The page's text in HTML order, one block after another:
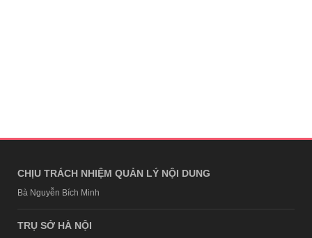
CHỊU TRÁCH NHIỆM QUẢN LÝ NỘI DUNG
Bà Nguyễn Bích Minh
TRỤ SỞ HÀ NỘI